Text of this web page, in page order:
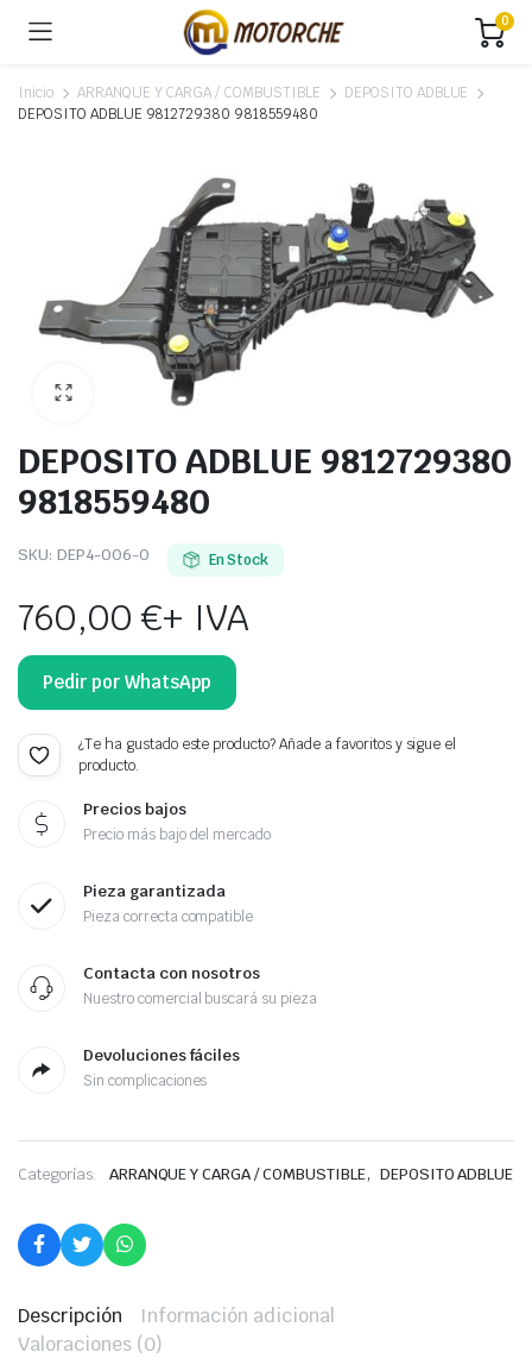
0
Inicio ARRANQUE Y CARGA / COMBUSTIBLE
DEPOSITO ADBLUE
DEPOSITO ADBLUE 9812729380 9818559480
DEPOSITO ADBLUE 9812729380
9818559480
SKU: DEP4-006-O En Stock
760,00€+ IVA
Pedir por WhatsApp
¿Te ha gustado este producto? Añade a favoritos y sigue el
producto.
Precios bajos
Precio más bajo del mercado
Pieza garantizada
Pieza correcta compatible
Contacta con nosotros
Nuestro comercial buscará su pieza
Devoluciones fáciles
Sin complicaciones
Categorías: ARRANQUE Y CARGA / COMBUSTIBLE, DEPOSITO ADBLUE
Descripción
Información adicional
Valoraciones (0)